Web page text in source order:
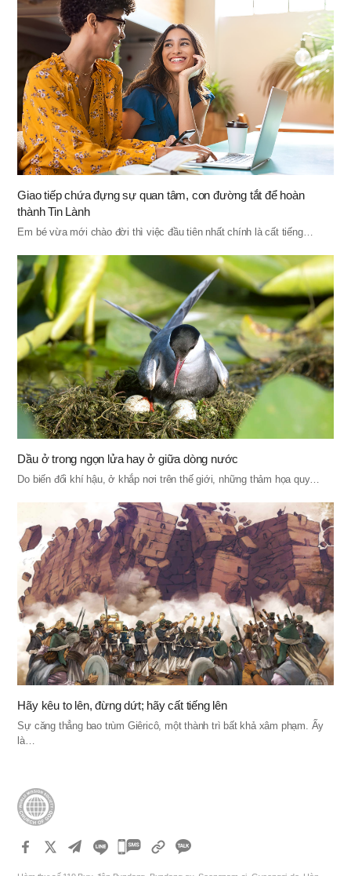
Giao tiếp chứa đựng sự quan tâm, con đường tắt để hoàn
thành Tin Lành
Em bé vừa mới chào đời thì việc đầu tiên nhất chính là cất tiếng…
Dầu ở trong ngọn lửa hay ở giữa dòng nước
Do biến đổi khí hậu, ở khắp nơi trên thế giới, những thảm họa quy…
Hãy kêu to lên, đừng dứt; hãy cất tiếng lên
Sự căng thẳng bao trùm Giêricô, một thành trì bất khả xâm phạm. Ấy
là…
카